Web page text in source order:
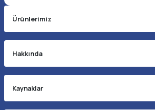
Ürünlerimiz
Hakkında
Kaynaklar